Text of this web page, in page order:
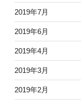
2019年7月
2019年6月
2019年4月
2019年3月
2019年2月